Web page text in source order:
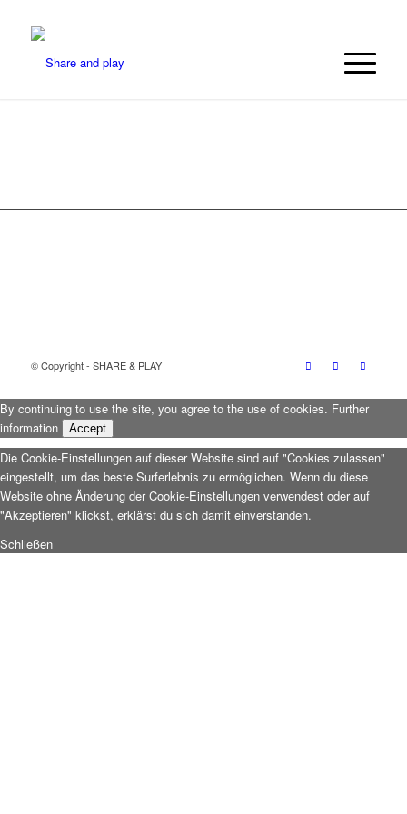
© Copyright - SHARE & PLAY
By continuing to use the site, you agree to the use of cookies. Further
information
Accept
Die Cookie-Einstellungen auf dieser Website sind auf "Cookies zulassen"
eingestellt, um das beste Surferlebnis zu ermöglichen. Wenn du diese
Website ohne Änderung der Cookie-Einstellungen verwendest oder auf
"Akzeptieren" klickst, erklärst du sich damit einverstanden.
Schließen